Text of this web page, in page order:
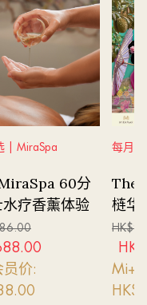
于Mira eShop注册成为
会员：
会员帐户，Mi+ 会
会员前，或以访客身
补发 M Points 或退
品，并不适用于透过
款及细则并终止活
终决定权。
上，可享92折优惠，
额外92折优惠，即享高
情况而有所影响。当
效时，送货服务时间将
www.miradining.com
品, 换领时必须全数领
库存，如顾客需换领
维码电子券取现货。
码，二维码一经读取即
恕不补发。
接受任何取消或更改
终决定权。
| MiraSpa
60分
疗香薰体验
价:
每月
The
梿华
23至
9日
HK$
HK$
Mi+
HK$